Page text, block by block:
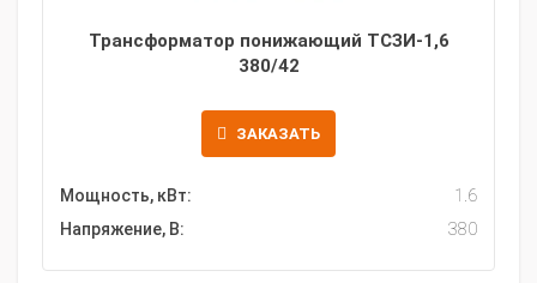
Трансформатор понижающий ТСЗИ-1,6
380/42
ЗАКАЗАТЬ
Мощность, кВт:
1.6
Напряжение, В:
380